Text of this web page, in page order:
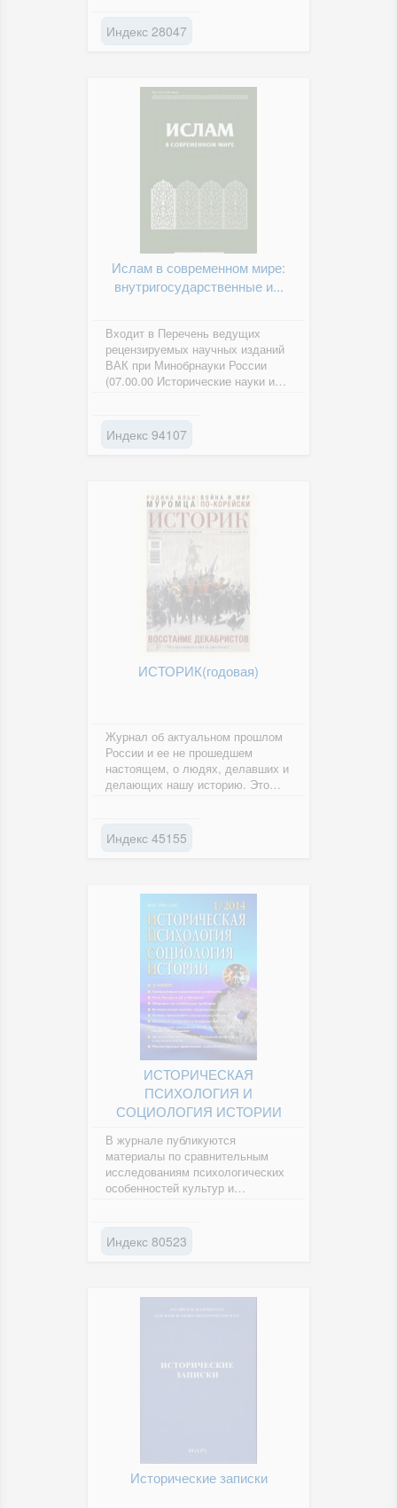
Индекс 28047
Ислам в современном мире:
внутригосударственные и...
Входит в Перечень ведущих
рецензируемых научных изданий
ВАК при Минобрнауки России
(07.00.00 Исторические науки и
Индекс 94107
ИСТОРИК(годовая)
Журнал об актуальном прошлом
России и ее не прошедшем
настоящем, о людях, делавших и
делающих нашу историю. Это
Индекс 45155
ИСТОРИЧЕСКАЯ
ПСИХОЛОГИЯ И
СОЦИОЛОГИЯ ИСТОРИИ
В журнале публикуются
материалы по сравнительным
исследованиям психологических
особенностей культур и
Индекс 80523
Исторические записки